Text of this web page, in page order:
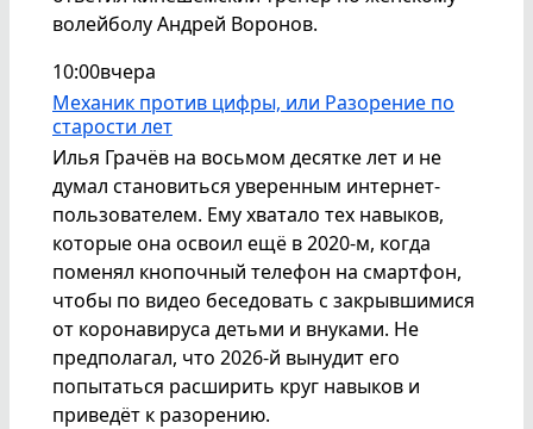
волейболу Андрей Воронов.
10:00вчера
Механик против цифры, или Разорение по
старости лет
Илья Грачёв на восьмом десятке лет и не
думал становиться уверенным интернет-
пользователем. Ему хватало тех навыков,
которые она освоил ещё в 2020-м, когда
поменял кнопочный телефон на смартфон,
чтобы по видео беседовать с закрывшимися
от коронавируса детьми и внуками. Не
предполагал, что 2026-й вынудит его
попытаться расширить круг навыков и
приведёт к разорению.